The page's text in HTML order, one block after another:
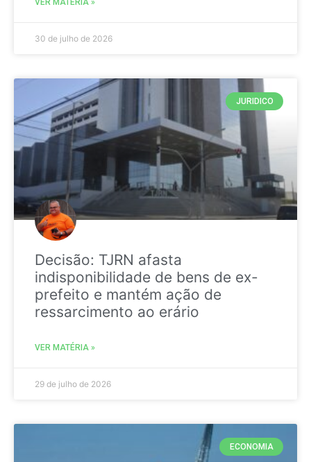
30 de julho de 2026
JURIDICO
Decisão: TJRN afasta
indisponibilidade de bens de ex-
prefeito e mantém ação de
ressarcimento ao erário
VER MATÉRIA »
29 de julho de 2026
ECONOMIA